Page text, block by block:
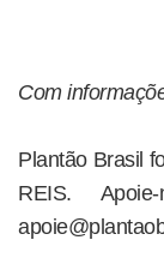
Com
Plantão Brasil
REIS.